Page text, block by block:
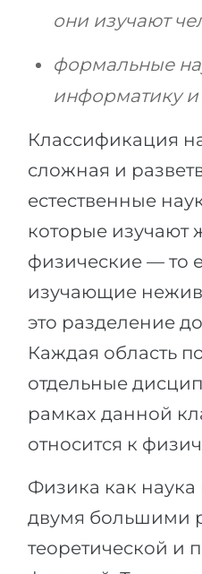
они изучают
формальные
информатику и
Классификация
сложная и
естественные
которые изучают
физические — то
изучающие
это разделение
Каждая область
отдельные
рамках данной
относится к
Физика как наука
двумя большими
теоретической и